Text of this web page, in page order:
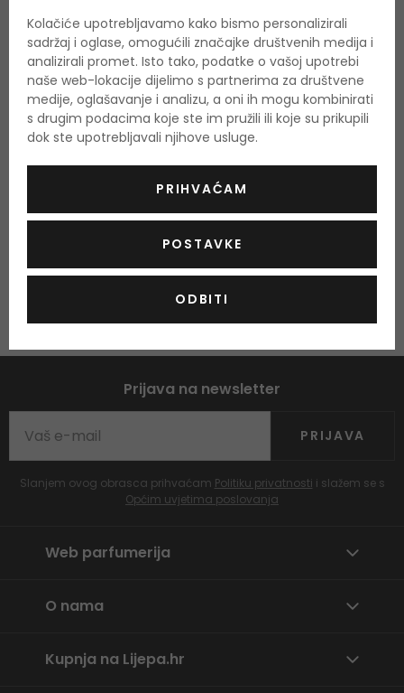
Coconut Milk Shampoo
Hranjivi šampon
8,00 €
Prijava na newsletter
PRIJAVA
Slanjem ovog obrasca prihvaćam Politiku privatnosti i slažem se s
Općim uvjetima poslovanja
Web parfumerija
O nama
Kupnja na Lijepa.hr
Kolačiće upotrebljavamo kako bismo personalizirali
sadržaj i oglase, omogućili značajke društvenih medija i
analizirali promet. Isto tako, podatke o vašoj upotrebi
naše web-lokacije dijelimo s partnerima za društvene
medije, oglašavanje i analizu, a oni ih mogu kombinirati
s drugim podacima koje ste im pružili ili koje su prikupili
dok ste upotrebljavali njihove usluge.
PRIHVAĆAM
POSTAVKE
ODBITI